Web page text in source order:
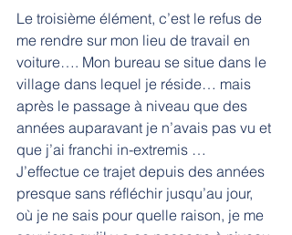
Le troisième élément, c’est le refus de
me rendre sur mon lieu de travail en
voiture…. Mon bureau se situe dans le
village dans lequel je réside… mais
après le passage à niveau que des
années auparavant je n’avais pas vu et
que j’ai franchi in-extremis …
J’effectue ce trajet depuis des années
presque sans réfléchir jusqu’au jour,
où je ne sais pour quelle raison, je me